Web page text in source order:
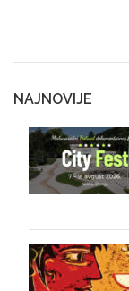
NAJNOVIJE